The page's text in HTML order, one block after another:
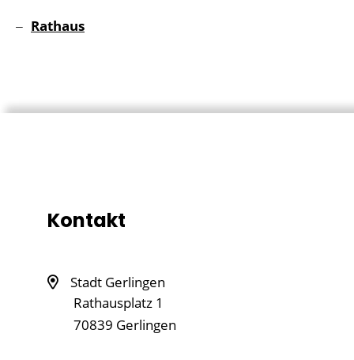
Rathaus
Kontakt
Stadt Gerlingen
Rathausplatz 1
70839 Gerlingen